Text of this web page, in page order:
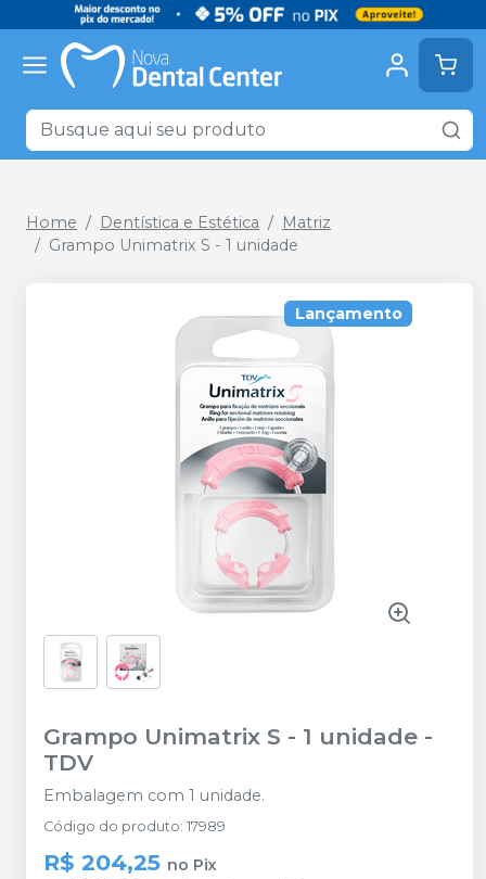
Home Dentística e Estética
Matriz
Grampo Unimatrix S - 1 unidade
Lançamento
Grampo Unimatrix S - 1 unidade -
TDV
Embalagem com 1 unidade.
Código do produto: 17989
R$ 204,25 no Pix